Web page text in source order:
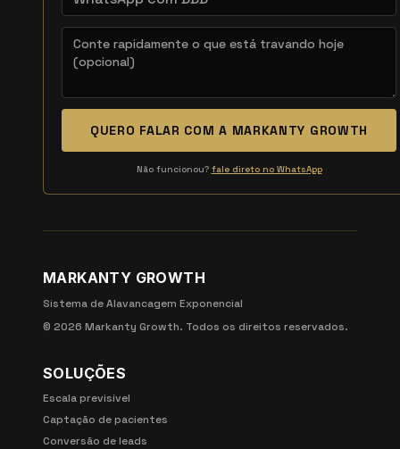
QUERO FALAR COM A MARKANTY GROWTH
Não funcionou? fale direto no WhatsApp
MARKANTY GROWTH
Sistema de Alavancagem Exponencial
© 2026 Markanty Growth. Todos os direitos reservados.
SOLUÇÕES
Escala previsível
Captação de pacientes
Conversão de leads